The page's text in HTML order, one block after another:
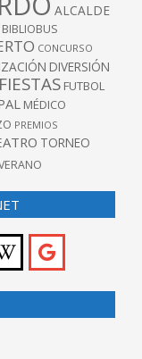
ALCALDE
BIBLIOBUS
CONCURSO
DIVERSIÓN
FIESTAS FUTBOL
MÉDICO
PREMIOS
TORNEO